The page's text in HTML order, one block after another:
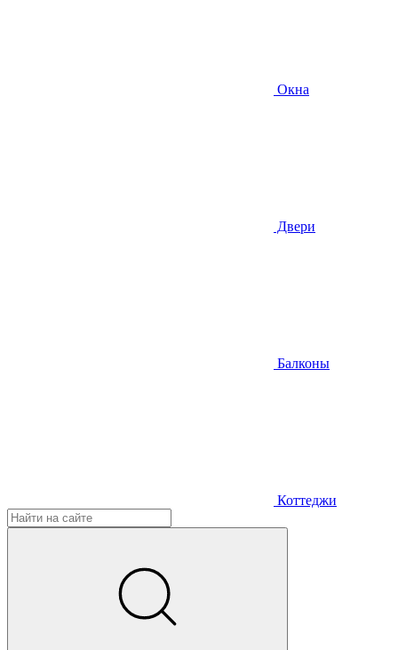
Окна
Двери
Балконы
Коттеджи